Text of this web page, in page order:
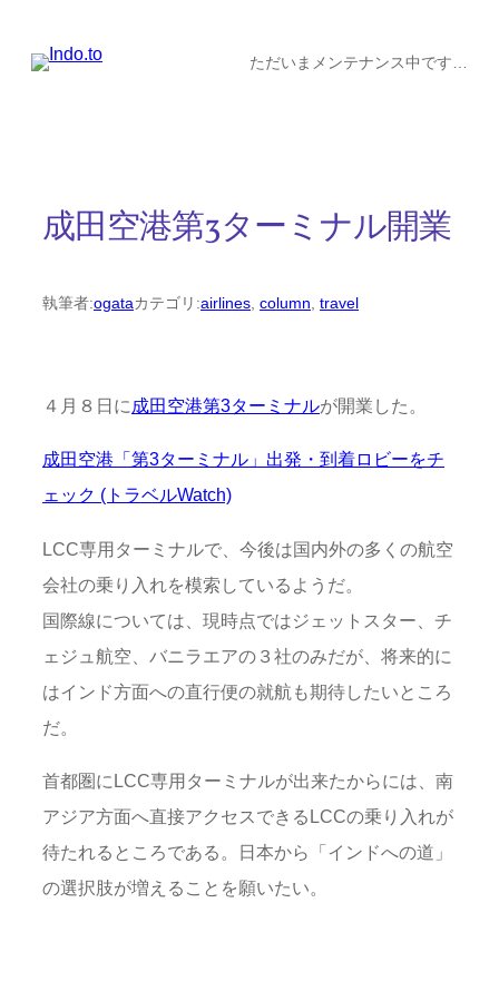
ただいまメンテナンス中です…
成田空港第3ターミナル開業
執筆者:ogataカテゴリ:airlines, column, travel
４月８日に 成田空港第3ターミナルが開業した。
成田空港「第3ターミナル」出発・到着ロビーをチ
ェック (トラベルWatch)
LCC専用ターミナルで、今後は国内外の多くの航空
会社の乗り入れを模索しているようだ。
国際線については、現時点ではジェットスター、チ
ェジュ航空、バニラエアの３社のみだが、将来的に
はインド方面への直行便の就航も期待したいところ
だ。
首都圏にLCC専用ターミナルが出来たからには、南
アジア方面へ直接アクセスできるLCCの乗り入れが
待たれるところである。日本から「インドへの道」
の選択肢が増えることを願いたい。